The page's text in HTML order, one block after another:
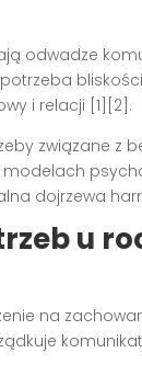
odwadze
i relacji [1][2].
związane z
modelach
dojrzewa
u
na